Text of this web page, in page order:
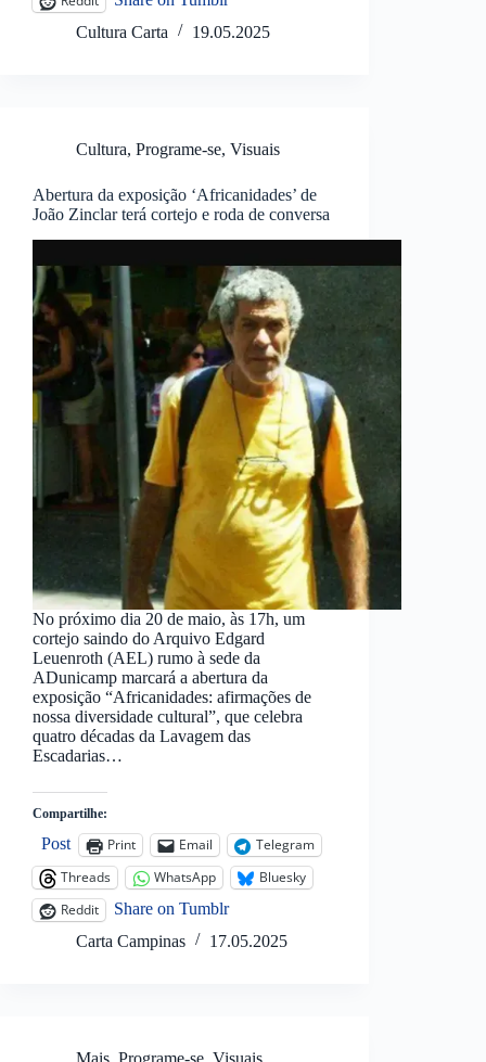
Cultura Carta
19.05.2025
Cultura, Programe-se, Visuais
Abertura da exposição ‘Africanidades’ de
João Zinclar terá cortejo e roda de conversa
No próximo dia 20 de maio, às 17h, um
cortejo saindo do Arquivo Edgard
Leuenroth (AEL) rumo à sede da
ADunicamp marcará a abertura da
exposição “Africanidades: afirmações de
nossa diversidade cultural”, que celebra
quatro décadas da Lavagem das
Escadarias…
Compartilhe:
Post Print Email
Telegram
Threads
WhatsApp
Bluesky
Reddit
Share on Tumblr
Carta Campinas
17.05.2025
Mais Programe-se Visuais